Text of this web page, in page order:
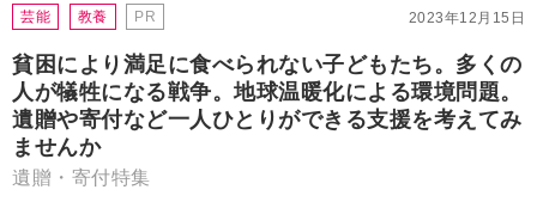
2023年12月15日
芸能 教養 PR
貧困により満足に食べられない子どもたち。多くの
人が犠牲になる戦争。地球温暖化による環境問題。
遺贈や寄付など一人ひとりができる支援を考えてみ
ませんか
遺贈・寄付特集